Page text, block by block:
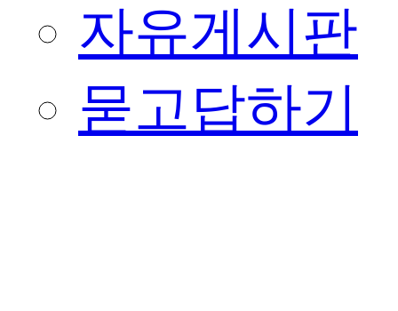
자유게시판
묻고답하기